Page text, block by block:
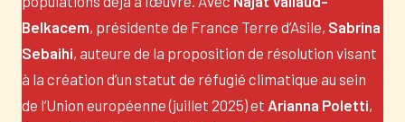
Belkacem, présidente de France Terre d’Asile, Sabrina
Sebaihi, auteure de la proposition de résolution visant
à la création d’un statut de réfugié climatique au sein
de l’Union européenne (juillet 2025) et Arianna Poletti,